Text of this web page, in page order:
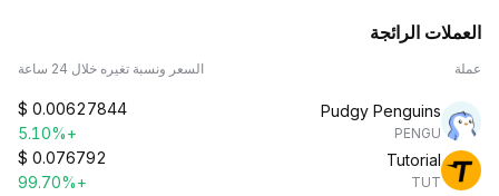
العملات الرائجة
عملة السعر ونسبة تغيره خلال 24 ساعة
Pudgy Penguins
PENGU
$ 0.00627844
+5.10%
Tutorial
TUT
$ 0.076792
+99.70%